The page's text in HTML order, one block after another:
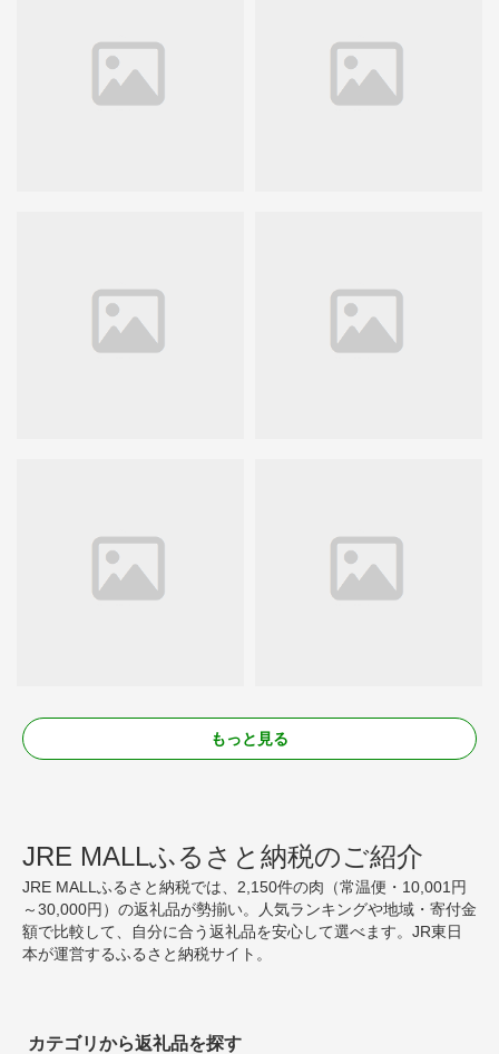
もっと見る
JRE MALLふるさと納税のご紹介
JRE MALLふるさと納税では、2,150件の肉（常温便・10,001円
～30,000円）の返礼品が勢揃い。人気ランキングや地域・寄付金
額で比較して、自分に合う返礼品を安心して選べます。JR東日
本が運営するふるさと納税サイト。
カテゴリから返礼品を探す